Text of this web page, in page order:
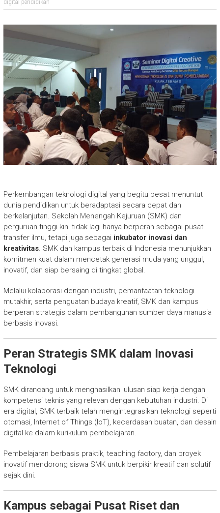
digital pendidikan
Perkembangan teknologi digital yang begitu pesat menuntut
dunia pendidikan untuk beradaptasi secara cepat dan
berkelanjutan. Sekolah Menengah Kejuruan (SMK) dan
perguruan tinggi kini tidak lagi hanya berperan sebagai pusat
transfer ilmu, tetapi juga sebagai inkubator inovasi dan
kreativitas. SMK dan kampus terbaik di Indonesia menunjukkan
komitmen kuat dalam mencetak generasi muda yang unggul,
inovatif, dan siap bersaing di tingkat global.
Melalui kolaborasi dengan industri, pemanfaatan teknologi
mutakhir, serta penguatan budaya kreatif, SMK dan kampus
berperan strategis dalam pembangunan sumber daya manusia
berbasis inovasi.
Peran Strategis SMK dalam Inovasi
Teknologi
SMK dirancang untuk menghasilkan lulusan siap kerja dengan
kompetensi teknis yang relevan dengan kebutuhan industri. Di
era digital, SMK terbaik telah mengintegrasikan teknologi seperti
otomasi, Internet of Things (IoT), kecerdasan buatan, dan desain
digital ke dalam kurikulum pembelajaran.
Pembelajaran berbasis praktik, teaching factory, dan proyek
inovatif mendorong siswa SMK untuk berpikir kreatif dan solutif
sejak dini.
Kampus sebagai Pusat Riset dan